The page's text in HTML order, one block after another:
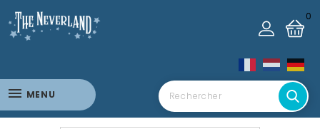
0
MENU